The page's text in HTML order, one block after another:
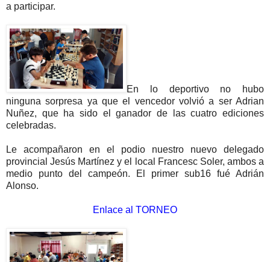
a participar.
En lo deportivo no hubo
ninguna sorpresa ya que el vencedor volvió a ser Adrian
Nuñez, que ha sido el ganador de las cuatro ediciones
celebradas.
Le acompañaron en el podio nuestro nuevo delegado
provincial Jesús Martínez y el local Francesc Soler, ambos a
medio punto del campeón.
El primer sub16 fué Adrián
Alonso.
Enlace al TORNEO